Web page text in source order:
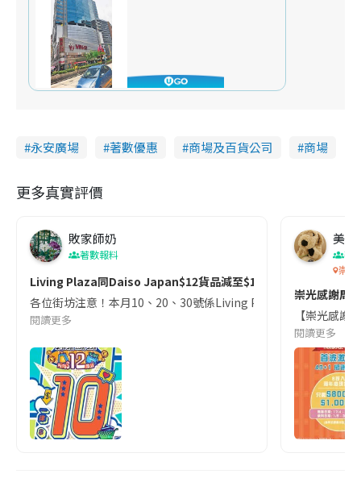
永安廣場 著數優惠 商場及百貨公司 商場
更多真實評價
敗家師奶
著數報料
Living Plaza同Daiso Japan$12貨品減至$10！本月限定優惠！
各位街坊注意！本月10、20、30號係Living Plaza同Daiso
閱讀更多
美食
著
崇光
崇光感謝周
【崇光感
閱讀更多